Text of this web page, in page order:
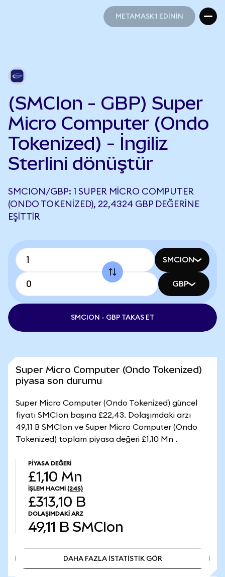
METAMASK'I EDİNİN
(SMCIon - GBP) Super
Micro Computer (Ondo
Tokenized) - İngiliz
Sterlini dönüştür
SMCION/GBP: 1 SUPER MICRO COMPUTER
(ONDO TOKENIZED), 22,4324 GBP DEĞERINE
EŞITTIR
SMCION
GBP
SMCION - GBP TAKAS ET
Super Micro Computer (Ondo Tokenized)
piyasa son durumu
Super Micro Computer (Ondo Tokenized) güncel
fiyatı SMCIon başına £22,43. Dolaşımdaki arzı
49,11 B SMCIon ve Super Micro Computer (Ondo
Tokenized) toplam piyasa değeri £1,10 Mn .
PIYASA DEĞERI
£1,10 Mn
İŞLEM HACMI (24S)
£313,10 B
DOLAŞIMDAKI ARZ
49,11 B SMCIon
DAHA FAZLA İSTATİSTİK GÖR